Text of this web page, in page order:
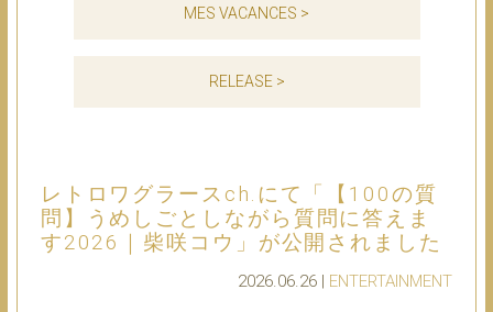
MES VACANCES >
RELEASE >
レトロワグラースch.にて「【100の質
問】うめしごとしながら質問に答えま
す2026｜柴咲コウ」が公開されました
2026.06.26 | ENTERTAINMENT